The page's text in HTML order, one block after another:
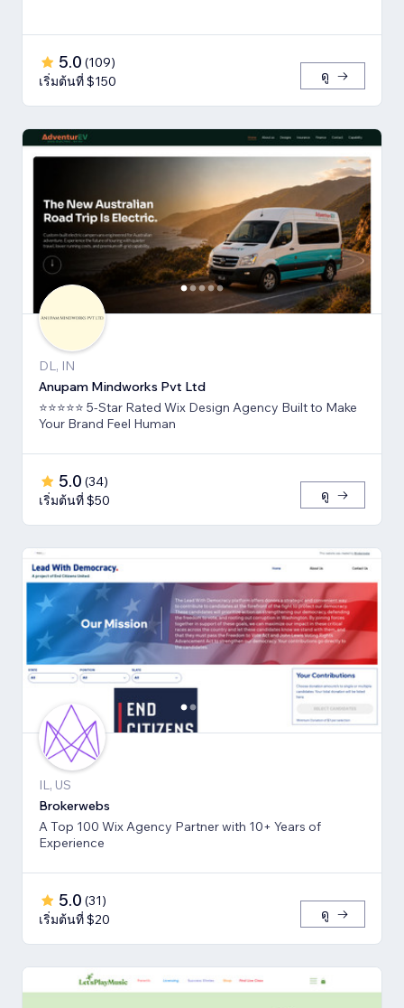
5.0 (109)
เริ่มต้นที่ $150
ดู
DL, IN
Anupam Mindworks Pvt Ltd
⭐⭐⭐⭐⭐ 5-Star Rated Wix Design Agency Built to Make
Your Brand Feel Human
5.0 (34)
เริ่มต้นที่ $50
ดู
IL, US
Brokerwebs
A Top 100 Wix Agency Partner with 10+ Years of
Experience
5.0 (31)
เริ่มต้นที่ $20
ดู